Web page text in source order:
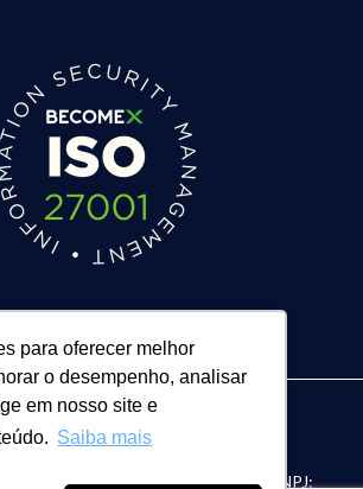
para oferecer melhor
o desempenho, analisar
em nosso site e
Saiba mais
| BECOMEX CONSULTORIA LTDA. | CNPJ: